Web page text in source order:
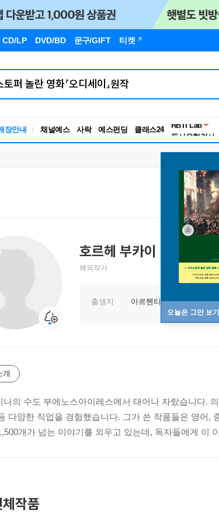
CD/LP DVD/BD 문구/GIFT 티켓
장안내 채널예스 사락 예스펀딩 클래스24
독서유형검사
오늘은 그만 보기
호르헤 부카이
해외작가
출생지 아르헨티나
개
나의 수도 부에노스아이레스에서 태어나 자랐습니다.
다양한 직업을 경험했습니다. 그가 쓴 작품들은 영어,
개가 넘는 이야기를 외우고 있는데, 독자들에게 이
작품